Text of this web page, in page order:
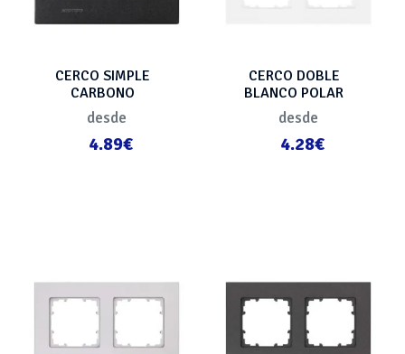
CERCO SIMPLE
CARBONO
METALIZADO
desde
4.89€
CERCO DOBLE
BLANCO POLAR
desde
4.28€